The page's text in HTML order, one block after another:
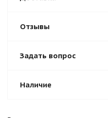
Отзывы
Задать вопрос
Наличие